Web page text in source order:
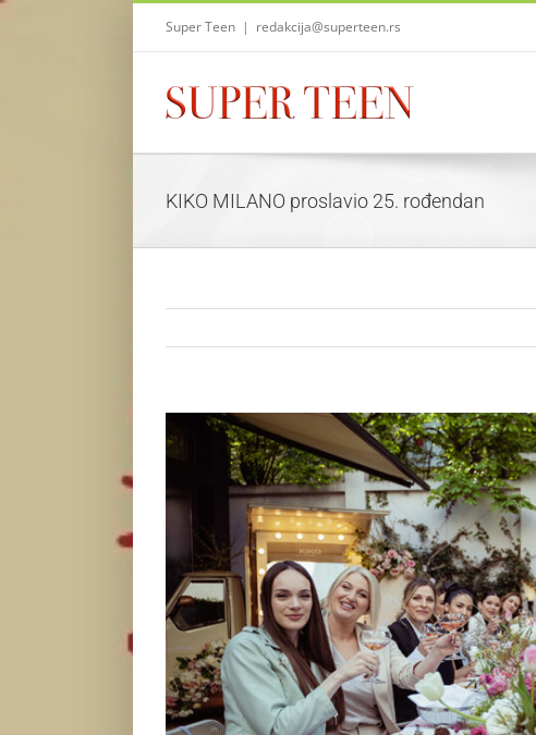
Skip
Super Teen | redakcija@superteen.rs
KIKO MILANO proslavio 25. rođendan
Larger